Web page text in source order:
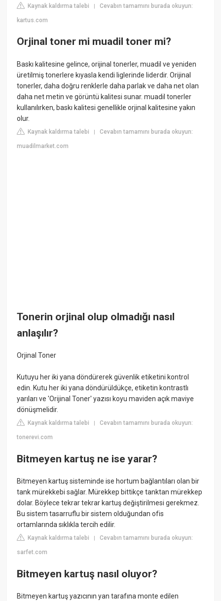
Kaynak kaldırma talebi |Cevabın tamamını burada okuyun:
kartus.com
Orjinal toner mi muadil toner mi?
Baskı kalitesine gelince, orijinal tonerler, muadil ve yeniden
üretilmiş tonerlere kıyasla kendi liglerinde liderdir. Orijinal
tonerler, daha doğru renklerle daha parlak ve daha net olan
daha net metin ve görüntü kalitesi sunar. muadil tonerler
kullanılırken, baskı kalitesi genellikle orjinal kalitesine yakın
olur.
Kaynak kaldırma talebi |Cevabın tamamını burada okuyun:
muadilmarket.com
Tonerin orjinal olup olmadığı nasıl
anlaşılır?
Orjinal Toner
Kutuyu her iki yana döndürerek güvenlik etiketini kontrol
edin. Kutu her iki yana döndürüldükçe, etiketin kontrastlı
yarıları ve 'Orijinal Toner' yazısı koyu maviden açık maviye
dönüşmelidir.
Kaynak kaldırma talebi |Cevabın tamamını burada okuyun:
tonerevi.com
Bitmeyen kartuş ne ise yarar?
Bitmeyen kartuş sisteminde ise hortum bağlantıları olan bir
tank mürekkebi sağlar. Mürekkep bittikçe tanktan mürekkep
dolar. Böylece tekrar tekrar kartuş değiştirilmesi gerekmez.
Bu sistem tasarruflu bir sistem olduğundan ofis
ortamlarında sıklıkla tercih edilir.
Kaynak kaldırma talebi |Cevabın tamamını burada okuyun:
sarfet.com
Bitmeyen kartuş nasıl oluyor?
Bitmeyen kartuş yazıcının yan tarafına monte edilen